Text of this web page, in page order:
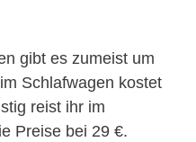
gibt es zumeist um
Schlafwagen kostet
reist ihr im
Preise bei 29 €.